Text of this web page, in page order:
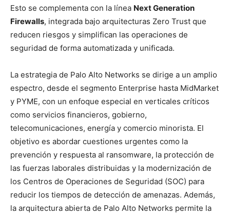
Esto se complementa con la línea Next Generation
Firewalls, integrada bajo arquitecturas Zero Trust que
reducen riesgos y simplifican las operaciones de
seguridad de forma automatizada y unificada.
La estrategia de Palo Alto Networks se dirige a un amplio
espectro, desde el segmento Enterprise hasta MidMarket
y PYME, con un enfoque especial en verticales críticos
como servicios financieros, gobierno,
telecomunicaciones, energía y comercio minorista. El
objetivo es abordar cuestiones urgentes como la
prevención y respuesta al ransomware, la protección de
las fuerzas laborales distribuidas y la modernización de
los Centros de Operaciones de Seguridad (SOC) para
reducir los tiempos de detección de amenazas. Además,
la arquitectura abierta de Palo Alto Networks permite la